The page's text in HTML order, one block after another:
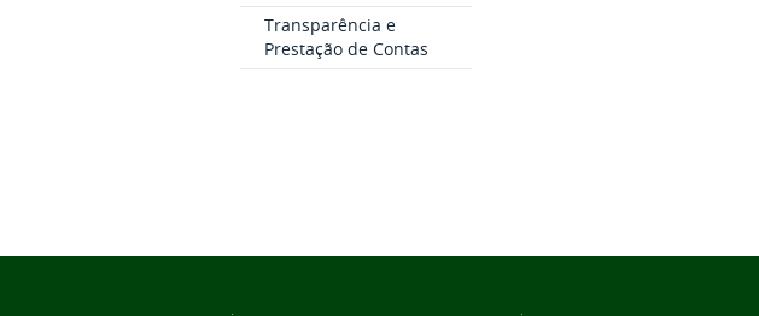
Transparência e
Prestação de Contas